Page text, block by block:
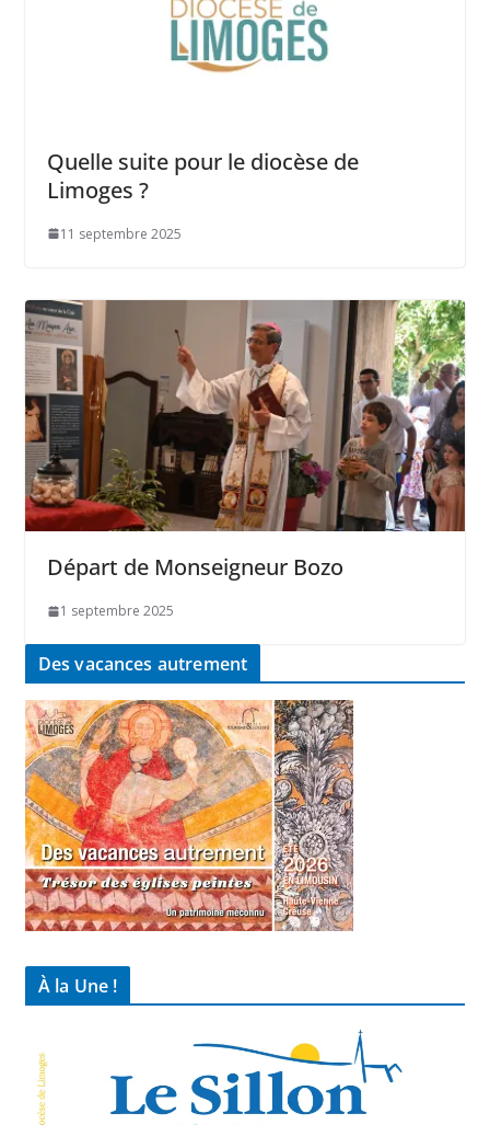
Quelle suite pour le diocèse de
Limoges ?
11 septembre 2025
Départ de Monseigneur Bozo
1 septembre 2025
Des vacances autrement
À la Une !